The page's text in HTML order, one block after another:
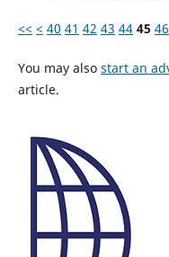
<< < 40 41 42 43 44 45 46
You may also start an
article.